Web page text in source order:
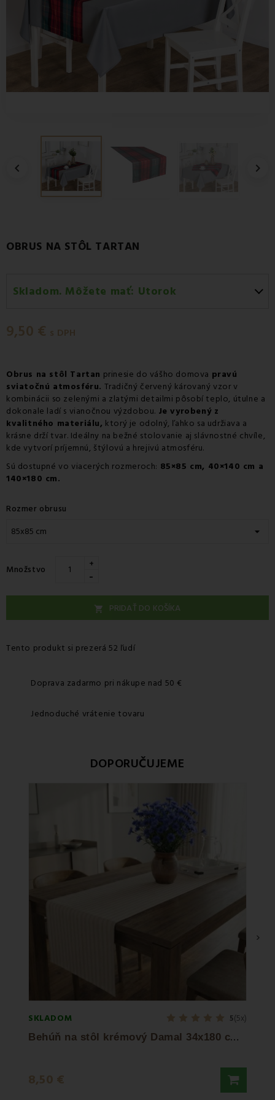
 
OBRUS NA STÔL TARTAN
Skladom. Môžete mať: Utorok
Utorok 11.08
Utorok 11.08 -Osobný odber v odbernom mieste GLS
Streda 12.08 -Packeta doručenie kuriérom na adresu
9,50 € s DPH
Obrus na stôl Tartan prinesie do vášho domova pravú
sviatočnú atmosféru. Tradičný červený károvaný vzor v
kombinácii so zelenými a zlatými detailmi pôsobí teplo, útulne a
dokonale ladí s vianočnou výzdobou. Je vyrobený z
kvalitného materiálu, ktorý je odolný, ľahko sa udržiava a
krásne drží tvar. Ideálny na bežné stolovanie aj slávnostné chvíle,
kde vytvorí príjemnú, štýlovú a hrejivú atmosféru.
Sú dostupné vo viacerých rozmeroch: 85×85 cm, 40×140 cm a
140×180 cm.
Rozmer obrusu
Množstvo +
-
 PRIDAŤ DO KOŠÍKA
Tento produkt si prezerá 52 ľudí
Doprava zadarmo pri nákupe nad 50 €
Jednoduché vrátenie tovaru
DOPORUČUJEME
SKLADOM 5(5x)
B
ehúň na stôl krémový Damal 34x180 cm EMI
8,50 €
›